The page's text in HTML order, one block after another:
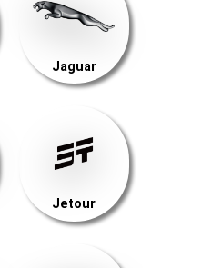
Jaguar
Jetour